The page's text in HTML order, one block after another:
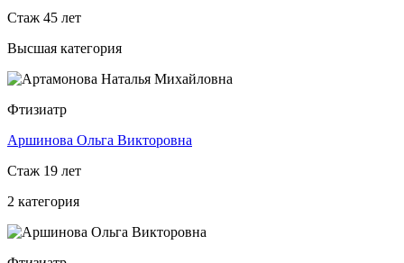
Стаж 45 лет
Высшая категория
Фтизиатр
Аршинова Ольга Викторовна
Стаж 19 лет
2 категория